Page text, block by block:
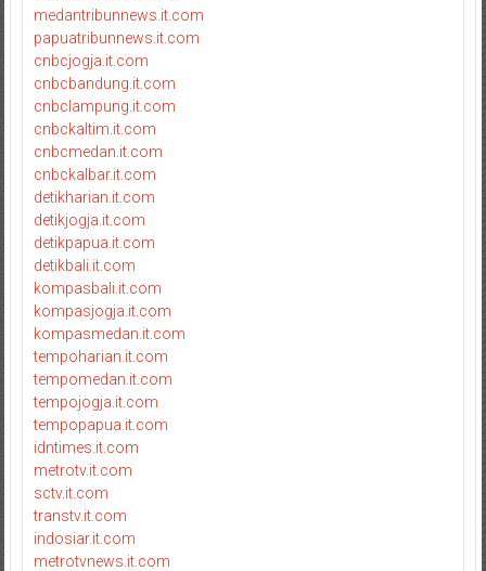
medantribunnews.it.com
papuatribunnews.it.com
cnbcjogja.it.com
cnbcbandung.it.com
cnbclampung.it.com
cnbckaltim.it.com
cnbcmedan.it.com
cnbckalbar.it.com
detikharian.it.com
detikjogja.it.com
detikpapua.it.com
detikbali.it.com
kompasbali.it.com
kompasjogja.it.com
kompasmedan.it.com
tempoharian.it.com
tempomedan.it.com
tempojogja.it.com
tempopapua.it.com
idntimes.it.com
metrotv.it.com
sctv.it.com
transtv.it.com
indosiar.it.com
metrotvnews.it.com